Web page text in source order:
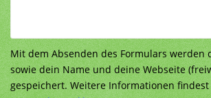
Mit dem Absenden des Formulars werden
sowie dein Name und deine Webseite
gespeichert. Weitere Informationen